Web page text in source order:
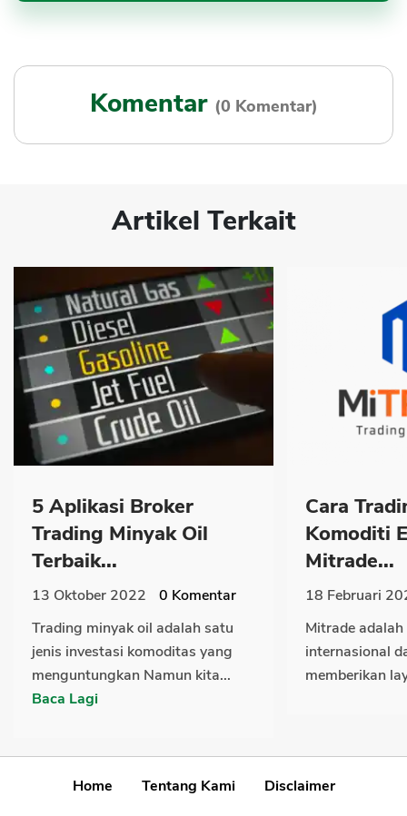
Komentar (0 Komentar)
Artikel Terkait
5 Aplikasi Broker
Trading Minyak Oil
Terbaik...
13 Oktober 2022 0 Komentar
Trading minyak oil adalah satu
jenis investasi komoditas yang
menguntungkan Namun kita...
Baca Lagi
Cara
Komoditi
Mitrade...
18 Februari
Mitrade
internasional
memberikan
Home Tentang Kami
Disclaimer